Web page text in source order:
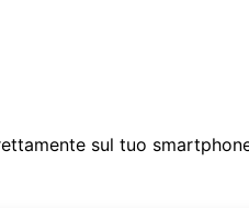
sul tuo